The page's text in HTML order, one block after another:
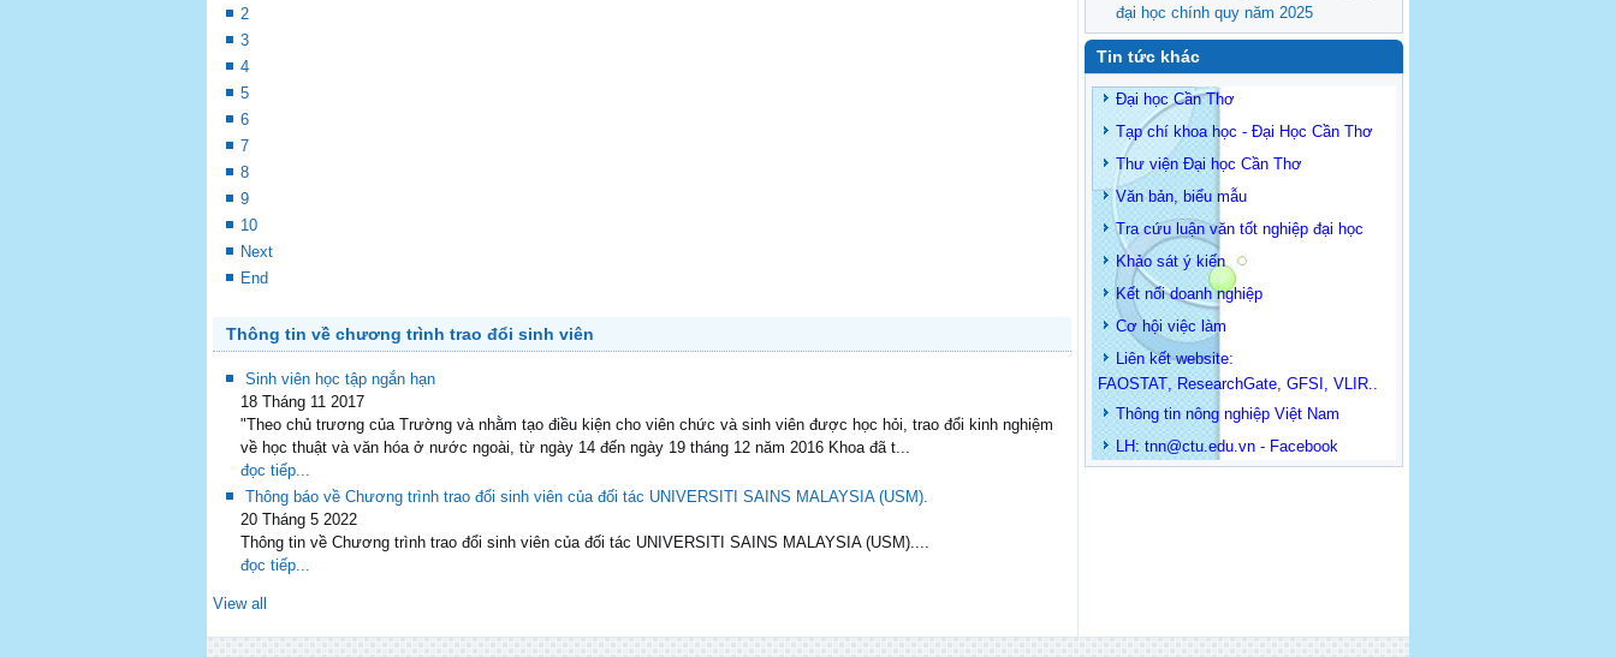
2
3
4
5
6
7
8
9
10
Next
End
Thông tin về chương trình trao đổi sinh viên
Sinh viên học tập ngắn hạn
18 Tháng 11 2017
"Theo chủ trương của Trường và nhằm tạo điều kiện cho viên chức và sinh viên được học hỏi, trao đổi kinh nghiệm
về học thuật và văn hóa ở nước ngoài, từ ngày 14 đến ngày 19 tháng 12 năm 2016 Khoa đã t...
đọc tiếp...
Thông báo về Chương trình trao đổi sinh viên của đối tác UNIVERSITI SAINS MALAYSIA (USM).
20 Tháng 5 2022
Thông tin về Chương trình trao đổi sinh viên của đối tác UNIVERSITI SAINS MALAYSIA (USM)....
đọc tiếp...
View all
đại học chính quy năm 2025
Tin tức khác
Đại học Cần Thơ
Tạp chí khoa học - Đại Học Cần Thơ
Thư viện Đại học Cần Thơ
Văn bản, biểu mẫu
Tra cứu luận văn tốt nghiệp đại học
Khảo sát ý kiến
Kết nối doanh nghiệp
Cơ hội việc làm
Liên kết website:
FAOSTAT, ResearchGate, GFSI , VLIR..
Thông tin nông nghiệp Việt Nam
LH: tnn@ctu.edu.vn - Facebook